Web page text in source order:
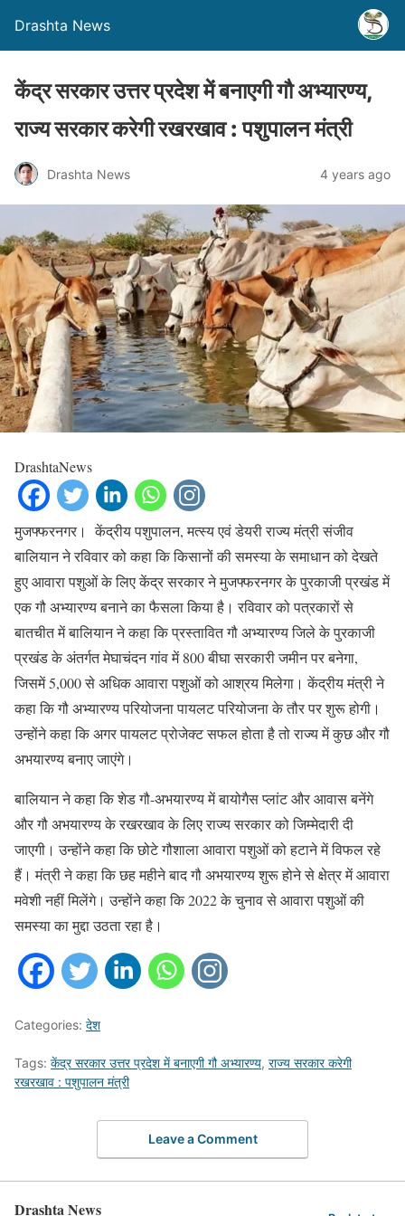
Drashta News
केंद्र सरकार उत्तर प्रदेश में बनाएगी गौ अभ्यारण्य,
राज्य सरकार करेगी रखरखाव : पशुपालन मंत्री
Drashta News 4 years ago
DrashtaNews
मुजफ्फरनगर। केंद्रीय पशुपालन, मत्स्य एवं डेयरी राज्य मंत्री संजीव
बालियान ने रविवार को कहा कि किसानों की समस्या के समाधान को देखते
हुए आवारा पशुओं के लिए केंद्र सरकार ने मुजफ्फरनगर के पुरकाजी प्रखंड में
एक गौ अभ्यारण्य बनाने का फैसला किया है। रविवार को पत्रकारों से
बातचीत में बालियान ने कहा कि प्रस्तावित गौ अभ्यारण्य जिले के पुरकाजी
प्रखंड के अंतर्गत मेघाचंदन गांव में 800 बीघा सरकारी जमीन पर बनेगा,
जिसमें 5,000 से अधिक आवारा पशुओं को आश्रय मिलेगा। केंद्रीय मंत्री ने
कहा कि गौ अभ्यारण्य परियोजना पायलट परियोजना के तौर पर शुरू होगी।
उन्होंने कहा कि अगर पायलट प्रोजेक्ट सफल होता है तो राज्य में कुछ और गौ
अभयारण्य बनाए जाएंगे।
बालियान ने कहा कि शेड गौ-अभयारण्य में बायोगैस प्लांट और आवास बनेंगे
और गौ अभयारण्य के रखरखाव के लिए राज्य सरकार को जिम्मेदारी दी
जाएगी। उन्होंने कहा कि छोटे गौशाला आवारा पशुओं को हटाने में विफल रहे
हैं। मंत्री ने कहा कि छह महीने बाद गौ अभयारण्य शुरू होने से क्षेत्र में आवारा
मवेशी नहीं मिलेंगे। उन्होंने कहा कि 2022 के चुनाव से आवारा पशुओं की
समस्या का मुद्दा उठता रहा है।
Categories: देश
Tags: केंद्र सरकार उत्तर प्रदेश में बनाएगी गौ अभ्यारण्य, राज्य सरकार करेगी
रखरखाव : पशुपालन मंत्री
Leave a Comment
Drashta News